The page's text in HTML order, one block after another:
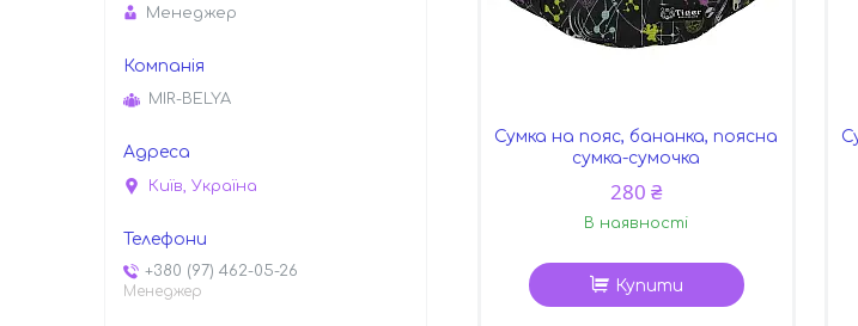
Сумка на пояс, бананка, поясна
сумка-сумочка
280 ₴
В наявності
Купити
Менеджер
MIR-BELYA
Київ, Україна
+380 (97) 462-05-26
Менеджер